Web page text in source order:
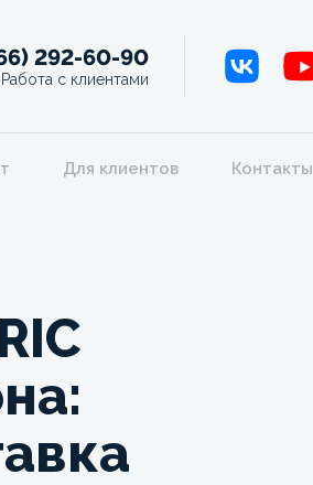
292-60-90
Работа с клиентами
Для клиентов Контакты